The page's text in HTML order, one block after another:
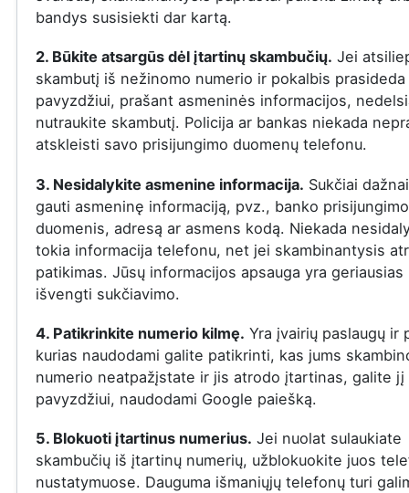
bandys susisiekti dar kartą.
2. Būkite atsargūs dėl įtartinų skambučių. Jei
skambutį iš nežinomo numerio ir pokalbis
pavyzdžiui, prašant asmeninės informacijos,
nutraukite skambutį. Policija ar bankas niekada
atskleisti savo prisijungimo duomenų telefonu.
3. Nesidalykite asmenine informacija. Sukčiai
gauti asmeninę informaciją, pvz., banko prisijungimo
duomenis, adresą ar asmens kodą. Niekada
tokia informacija telefonu, net jei skambinantysis
patikimas. Jūsų informacijos apsauga yra geriausias
išvengti sukčiavimo.
4. Patikrinkite numerio kilmę. Yra įvairių paslaugų ir
kurias naudodami galite patikrinti, kas jums
numerio neatpažįstate ir jis atrodo įtartinas, galite
pavyzdžiui, naudodami Google paiešką.
5. Blokuoti įtartinus numerius. Jei nuolat sulaukiate
skambučių iš įtartinų numerių, užblokuokite juos
nustatymuose. Dauguma išmaniųjų telefonų turi